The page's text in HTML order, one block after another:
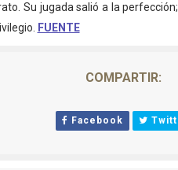
Su jugada salió a la
FUENTE
COMPARTIR:
Facebook